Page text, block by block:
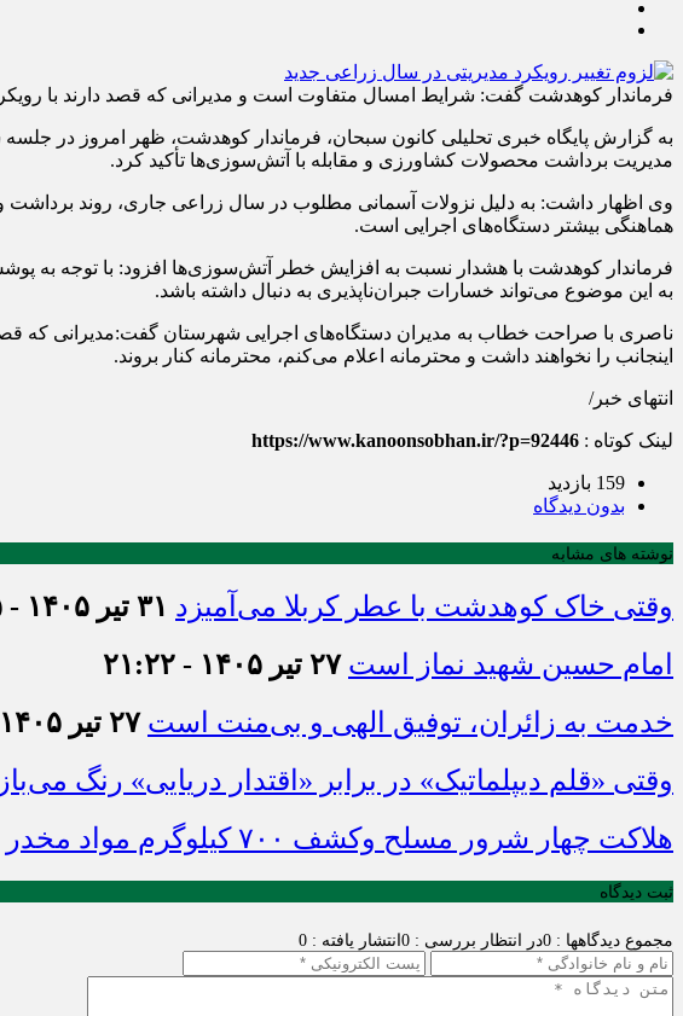
فرماندار کوهدشت گفت: شرایط امسال متفاوت است و مدیرانی که قصد دارند با
به گزارش پایگاه خبری تحلیلی کانون سبحان، فرماندار کوهدشت، ظهر امروز در
مدیریت برداشت محصولات کشاورزی و مقابله با آتش‌سوزی‌ها تأکید کرد.
وی اظهار داشت: به دلیل نزولات آسمانی مطلوب در سال زراعی جاری، روند
هماهنگی بیشتر دستگاه‌های اجرایی است.
فرماندار کوهدشت با هشدار نسبت به افزایش خطر آتش‌سوزی‌ها افزود: با توجه
به این موضوع می‌تواند خسارات جبران‌ناپذیری به دنبال داشته باشد.
ناصری با صراحت خطاب به مدیران دستگاه‌های اجرایی شهرستان گفت:مدیرانی که
اینجانب را نخواهند داشت و محترمانه اعلام می‌کنم، محترمانه کنار بروند.
انتهای خبر/
لینک کوتاه : https://www.kanoonsobhan.ir/?p=92446
159 بازدید
بدون دیدگاه
نوشته های مشابه
وقتی خاک کوهدشت با عطر کربلا می‌آمیزد ۳۱ تیر ۱۴۰۵ - ۱۸:۴۵
امام حسین شهید نماز است ۲۷ تیر ۱۴۰۵ - ۲۱:۲۲
خدمت به زائران، توفیق الهی و بی‌منت است ۲۷ تیر ۱۴۰۵ - ۲۰:۱۷
وقتی «قلم دیپلماتیک» در برابر «اقتدار دریایی» رنگ
هلاکت چهار شرور مسلح وکشف ۷۰۰ کیلوگرم مواد مخدر
ثبت دیدگاه
مجموع دیدگاهها : 0 در انتظار بررسی : 0 انتشار یافته : 0